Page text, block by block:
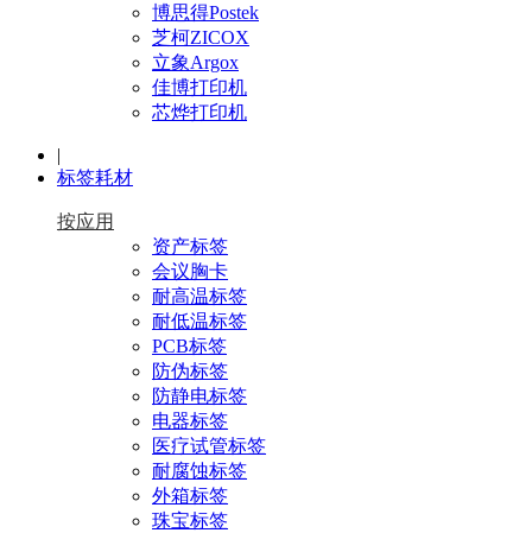
博思得Postek
芝柯ZICOX
立象Argox
佳博打印机
芯烨打印机
|
标签耗材
按应用
资产标签
会议胸卡
耐高温标签
耐低温标签
PCB标签
防伪标签
防静电标签
电器标签
医疗试管标签
耐腐蚀标签
外箱标签
珠宝标签